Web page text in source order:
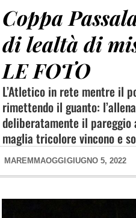
Coppa
di lealtà di
LE FOTO
L’Atletico in rete mentre il
rimettendo il guanto:
deliberatamente il pareggio
maglia tricolore vincono e
MAREMMAOGGI GIUGNO 5, 2022